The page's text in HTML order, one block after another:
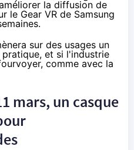
la diffusion de
le Gear VR de Samsung
sur des usages un
et si l'industrie
comme avec la
mars, un casque